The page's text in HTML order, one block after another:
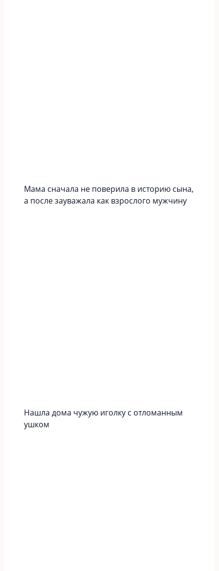
Мама сначала не поверила в историю сына,
а после зауважала как взрослого мужчину
Нашла дома чужую иголку с отломанным
ушком